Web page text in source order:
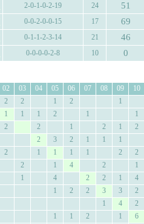
2-0-1-0-2-19 24 51
0-0-2-0-0-15 17 69
0-1-1-2-3-14 21 46
0-0-0-0-2-8 10 0
02 03 04 05 06 07 08 09
10
2 2 1 2
1
1 1 1 2 1
1
2 2 1 2 1
2
2 3 2 1 1
1
2 1 1 1 1 2
2
2 1 4 2
1
1 4 2 2 1
4
1 2 2 3 3
2
1 4
2
1 1 2 1
6